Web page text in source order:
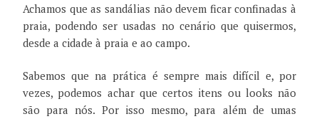
Achamos que as sandálias não devem ficar confinadas à
praia, podendo ser usadas no cenário que quisermos,
desde a cidade à praia e ao campo.
Sabemos que na prática é sempre mais difícil e, por
vezes, podemos achar que certos itens ou looks não
são para nós. Por isso mesmo, para além de umas